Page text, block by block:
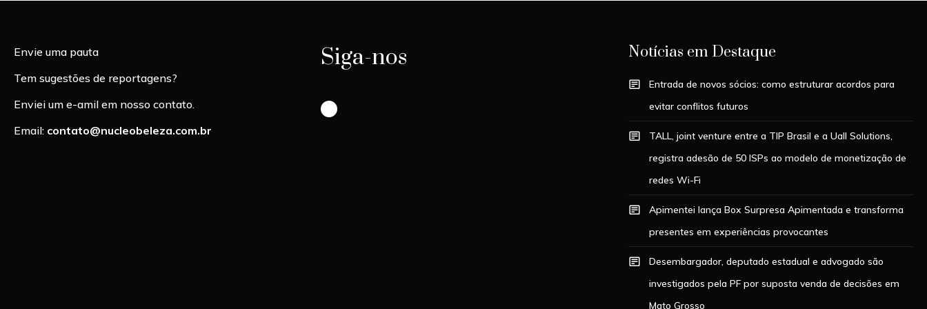
Envie uma pauta
Tem sugestões de reportagens?
Enviei um e-amil em nosso contato.
Email: contato@nucleobeleza.com.br
Siga-nos
Instagram
Notícias em Destaque
Entrada de novos sócios: como estruturar acordos para
evitar conflitos futuros
TALL, joint venture entre a TIP Brasil e a Uall Solutions,
registra adesão de 50 ISPs ao modelo de monetização de
redes Wi-Fi
Apimentei lança Box Surpresa Apimentada e transforma
presentes em experiências provocantes
Desembargador, deputado estadual e advogado são
investigados pela PF por suposta venda de decisões em
Mato Grosso